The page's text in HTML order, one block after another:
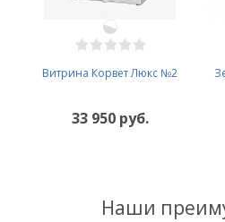
Витрина Корвет Люкс №2
33 950 руб.
Наши